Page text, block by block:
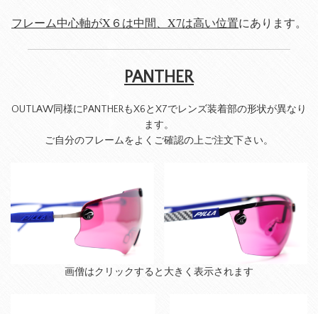
フレーム中心軸がX６は中間、X7は高い位置にあります。
PANTHER
OUTLAW同様にPANTHERもX6とX7でレンズ装着部の形状が異なり
ます。
ご自分のフレームをよくご確認の上ご注文下さい。
画僧はクリックすると大きく表示されます